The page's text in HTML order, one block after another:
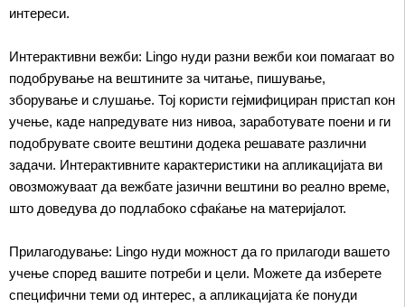
интереси.
Интерактивни вежби: Lingo нуди разни вежби кои помагаат во
подобрување на вештините за читање, пишување,
зборување и слушање. Тој користи гејмифициран пристап кон
учење, каде напредувате низ нивоа, заработувате поени и ги
подобрувате своите вештини додека решавате различни
задачи. Интерактивните карактеристики на апликацијата ви
овозможуваат да вежбате јазични вештини во реално време,
што доведува до подлабоко сфаќање на материјалот.
Прилагодување: Lingo нуди можност да го прилагоди вашето
учење според вашите потреби и цели. Можете да изберете
специфични теми од интерес, а апликацијата ќе понуди